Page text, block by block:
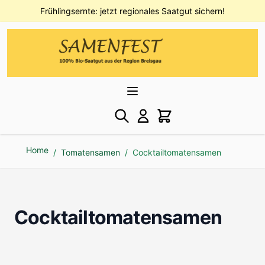
Direkt zum InhaltFrühlingsernte: jetzt regionales Saatgut sichern!
Home / Tomatensamen / Cocktailtomatensamen
Cocktailtomatensamen